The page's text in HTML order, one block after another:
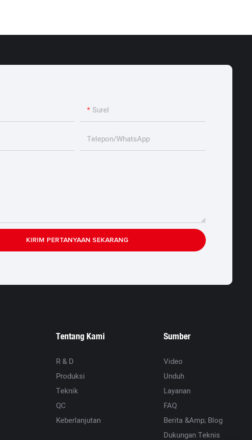
Surel
Telepon/WhatsApp
KIRIM PERTANYAAN SEKARANG
Tentang Kami
R & D
Produksi
Teknik
QC
Keberlanjutan
Sumber
Video
Unduh
Layanan
FAQ
Berita &amp; Blog
Dukungan Teknis